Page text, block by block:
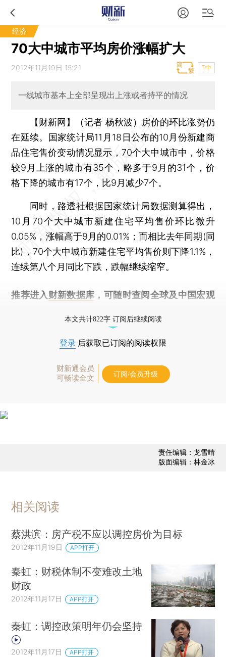
经济
70大中城市平均房价涨幅扩大
2012年11月19日 15:21 T中
一线城市基本上全部呈现出上涨或者持平的情况
【财新网】（记者 杨秋波） 房价的环比涨势仍
在延续。国家统计局11月18日公布的10月份新建商
品住宅售价变动情况显示，70个大中城市中，价格
较9月上涨的城市有35个，略多于9月的31个，价
格下降的城市有17个，比9月减少7个。
同时，路透社根据国家统计局数据测算得出，
10月70个大中城市新建住宅平均售价环比微升
0.05%，涨幅高于9月的0.01%；而相比去年同期(同
比)，70个大中城市新建住宅平均售价则下降1.1%，
连续第八个月同比下跌，跌幅继续缩窄。
推荐进入 财新数据库 ，可随时查阅全球及中国宏观
本文共计822字 订阅后继续阅读
登录 后获取已订阅的阅读权限
财新通会员
可畅读全文
订阅/会员升级
责任编辑：龙雪晴
版面编辑：林金冰
相关阅读
蔡洪滨：房产税不应以调控房价为目标
2012年11月19日 APP打开
秦虹：财税体制不变难改土地
财政
2012年11月17日 APP打开
秦虹：调控政策明年仍会坚持
2012年11月17日 APP打开